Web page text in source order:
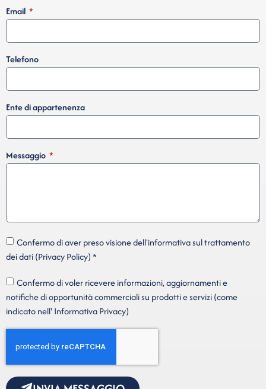
Email
Telefono
Ente di appartenenza
Messaggio
Confermo di aver preso visione dell'informativa sul trattamento
dei dati (Privacy Policy) *
Confermo di voler ricevere informazioni, aggiornamenti e
notifiche di opportunità commerciali su prodotti e servizi (come
indicato nell' Informativa Privacy)